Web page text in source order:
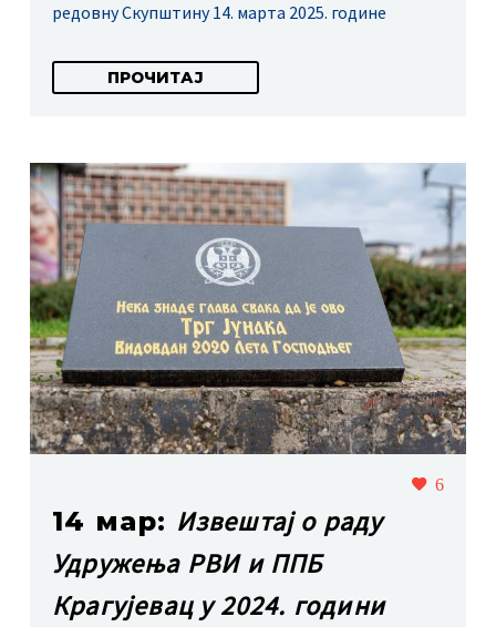
редовну Скупштину 14. марта 2025. године
ПРОЧИТАЈ
6
14 мар: Извештај о раду
Удружења РВИ и ППБ
Крагујевац у 2024. години